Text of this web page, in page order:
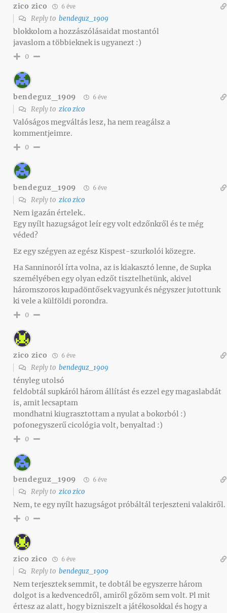
zico zico 6 éve
Reply to bendeguz_1909
blokkolom a hozzászólásaidat mostantól
javaslom a többieknek is ugyanezt :)
0
bendeguz_1909 6 éve
Reply to zico zico
Valóságos megváltás lesz, ha nem reagálsz a
kommentjeimre.
0
bendeguz_1909 6 éve
Reply to zico zico
Nem igazán értelek..
Egy nyílt hazugságot leír egy volt edzőnkről és te még
véded?
Ez egy szégyen az egész Kispest-szurkolói közegre.
Ha Sanninoról írta volna, az is kiakasztó lenne, de Supka
személyében egy olyan edzőt tisztelhetünk, akivel
háromszoros kupadöntősek vagyunk és négyszer jutottunk
ki vele a külföldi porondra.
0
zico zico 6 éve
Reply to bendeguz_1909
tényleg utolsó
feldobtál supkáról három állítást és ezzel egy magaslabdát
is, amit lecsaptam
mondhatni kiugrasztottam a nyulat a bokorból :)
pofonegyszerű cicológia volt, benyaltad :)
0
bendeguz_1909 6 éve
Reply to zico zico
Nem, te egy nyílt hazugságot próbáltál terjeszteni valakiről.
0
zico zico 6 éve
Reply to bendeguz_1909
Nem terjesztek semmit, te dobtál be egyszerre három
dolgot is a kedvencedről, amiről gőzöm sem volt. Pl mit
értesz az alatt, hogy bizniszelt a játékosokkal és hogy a